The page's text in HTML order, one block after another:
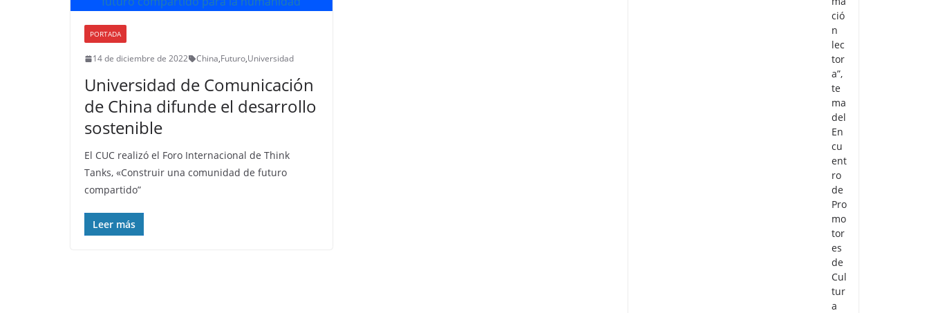
PORTADA
14 de diciembre de 2022 China,Futuro,Universidad
Universidad de Comunicación
de China difunde el desarrollo
sostenible
El CUC realizó el Foro Internacional de Think
Tanks, «Construir una comunidad de futuro
compartido”
Leer más
ció
n
lec
tor
a”,
te
ma
del
En
cu
ent
ro
de
Pro
mo
tor
es
de
Cul
tur
a